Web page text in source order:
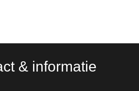
& informatie